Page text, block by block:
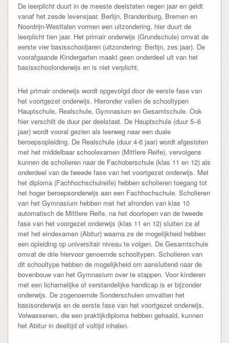
De leerplicht duurt in de meeste deelstaten negen jaar en geldt
vanaf het zesde levensjaar. Berlijn, Brandenburg, Bremen en
Noordrijn-Westfalen vormen een uitzondering, hier duurt de
leerplicht tien jaar. Het primair onderwijs (Grundschule) omvat de
eerste vier basisschooljaren (uitzondering: Berlijn, zes jaar). De
voorafgaande Kindergarten maakt geen onderdeel uit van het
basisschoolonderwijs en is niet verplicht.
Het primair onderwijs wordt opgevolgd door de eerste fase van
het voortgezet onderwijs. Hieronder vallen de schooltypen
Hauptschule, Realschule, Gymnasium en Gesamtschule. Ook
hier verschilt de duur per deelstaat. De Hauptschule (duur 5–6
jaar) wordt vooral gezien als leerweg naar een duale
beroepsopleiding. De Realschule (duur 4-6 jaar) wordt afgesloten
met het middelbaar schoolexamen (Mittlere Reife), vervolgens
kunnen de scholieren naar de Fachoberschule (klas 11 en 12) als
onderdeel van de tweede fase van het voortgezet onderwijs. Met
het diploma (Fachhochschulreife) hebben scholieren toegang tot
het hoger beroepsonderwijs aan een Fachhochschule. Scholieren
van het Gymnasium hebben met het afronden van klas 10
automatisch de Mittlere Reife, na het doorlopen van de tweede
fase van het voorgezet onderwijs (klas 11 en 12) sluiten ze af
met het eindexamen (Abitur) waarna ze de mogelijkheid hebben
een opleiding op universitair niveau te volgen. De Gesamtschule
omvat de drie hiervoor genoemde schooltypen. Scholieren van
dit schooltype hebben de mogelijkheid om aansluitend naar de
bovenbouw van het Gymnasium over te stappen. Voor kinderen
met een lichamelijke of verstandelijke handicap is er bijzonder
onderwijs. De zogenoemde Sonderschulen omvatten het
basisonderwijs en de eerste fase van het voortgezet onderwijs.
Volwassenen, die een praktijkdiploma hebben gehaald, kunnen
het Abitur in deeltijd of voltijd inhalen.